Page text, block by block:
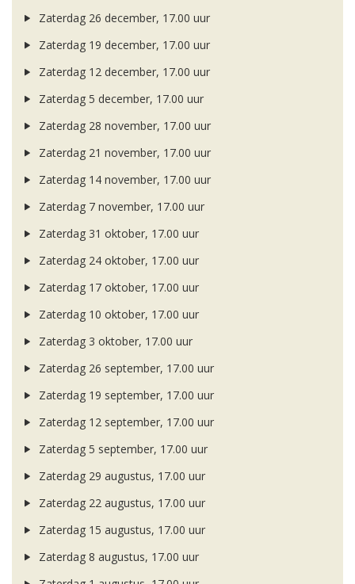
Zaterdag 26 december, 17.00 uur
Zaterdag 19 december, 17.00 uur
Zaterdag 12 december, 17.00 uur
Zaterdag 5 december, 17.00 uur
Zaterdag 28 november, 17.00 uur
Zaterdag 21 november, 17.00 uur
Zaterdag 14 november, 17.00 uur
Zaterdag 7 november, 17.00 uur
Zaterdag 31 oktober, 17.00 uur
Zaterdag 24 oktober, 17.00 uur
Zaterdag 17 oktober, 17.00 uur
Zaterdag 10 oktober, 17.00 uur
Zaterdag 3 oktober, 17.00 uur
Zaterdag 26 september, 17.00 uur
Zaterdag 19 september, 17.00 uur
Zaterdag 12 september, 17.00 uur
Zaterdag 5 september, 17.00 uur
Zaterdag 29 augustus, 17.00 uur
Zaterdag 22 augustus, 17.00 uur
Zaterdag 15 augustus, 17.00 uur
Zaterdag 8 augustus, 17.00 uur